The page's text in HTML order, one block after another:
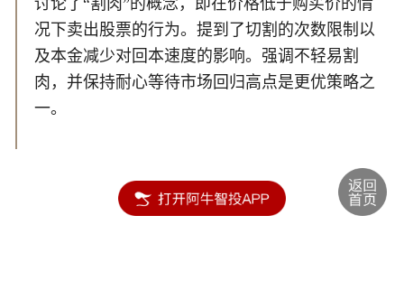
讨论了“割肉”的概念，即在价格低于购买价的情
况下卖出股票的行为。提到了切割的次数限制以
及本金减少对回本速度的影响。强调不轻易割
肉，并保持耐心等待市场回归高点是更优策略之
一。